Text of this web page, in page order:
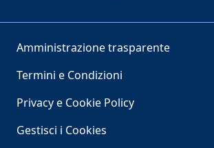
Amministrazione trasparente
Termini e Condizioni
Privacy e Cookie Policy
Gestisci i Cookies